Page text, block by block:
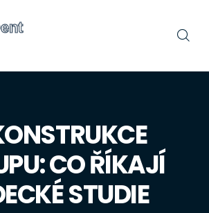
CO ŘÍKAJÍ
STUDIE